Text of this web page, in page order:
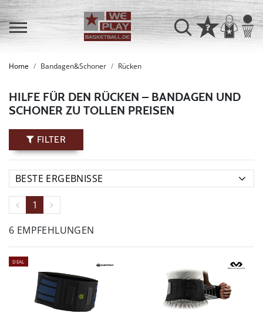
Home Bandagen&Schoner Rücken
HILFE FÜR DEN RÜCKEN – BANDAGEN UND
SCHONER ZU TOLLEN PREISEN
FILTER
1
6 EMPFEHLUNGEN
DEAL